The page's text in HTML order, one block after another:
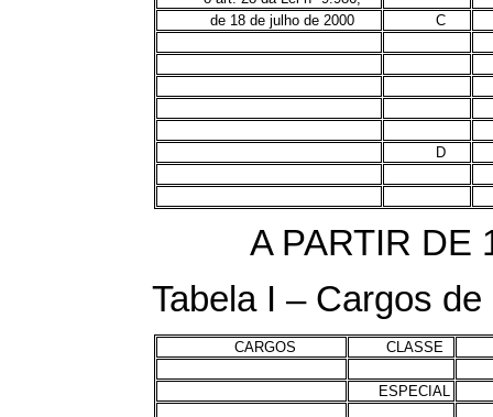
de 18 de julho de 2000
C
D
A PARTIR DE
Tabela I – Cargos
CARGOS CLASSE
ESPECIAL